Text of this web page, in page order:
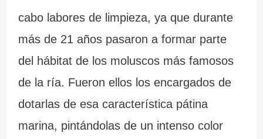
cabo labores de limpieza, ya que durante
más de 21 años pasaron a formar parte
del hábitat de los moluscos más famosos
de la ría. Fueron ellos los encargados de
dotarlas de esa característica pátina
marina, pintándolas de un intenso color